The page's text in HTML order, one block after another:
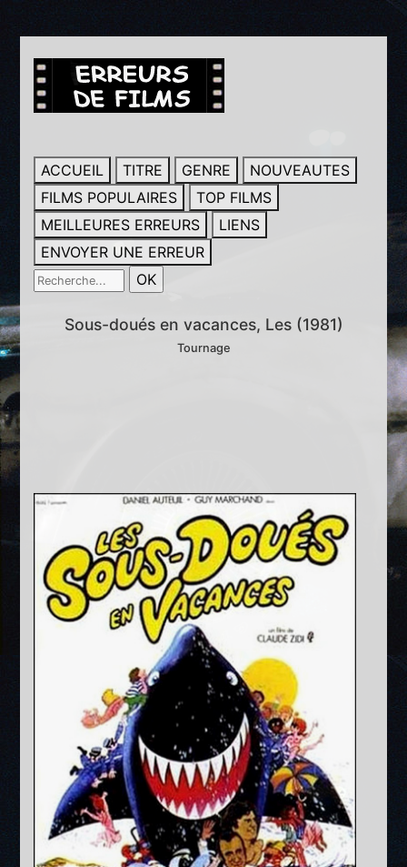
ACCUEIL TITRE GENRE
NOUVEAUTES
FILMS POPULAIRES
TOP FILMS
MEILLEURES ERREURS
LIENS
ENVOYER UNE ERREUR
Sous-doués en vacances, Les (1981)
Tournage